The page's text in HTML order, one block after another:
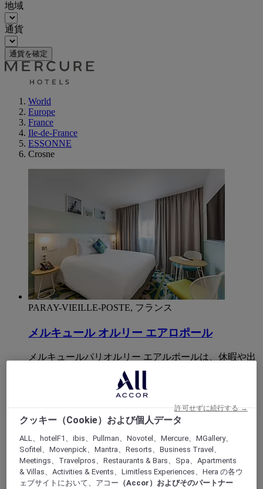
地域
通貨
通貨を確定
World
Europe
France
Ile-de-France
ESSONNE
Crosne
PARAY-VIEILLE-POSTE, フランス
メルキュール オルリー エアロポール
メルキュールパリオルリー エアルポールは、休暇や出
張前の日差しあふれる中継地点です。オルリー空港か
ら交通機関で数分の場所に立地し、地中海の雰囲気を
楽しみながら休暇を満喫できます。緑あふれるインダ
ストリアルスタイルのバーで、テーブルサッカーや卓
球、ビリヤードでリラックスしたひとときをお過ごし
ランでお楽しみください。または、出張やご家族での
休暇のために設計された広々とした客室をご利用くだ
さい。
クッキー（Cookie）および個人データ
ALL、hotelF1、ibis、Pullman、Novotel、Mercure、MGallery、
Sofitel、Movenpick、Mantra、Resorts、Business Travel、
Meetings、Travelpros、Restaurants & Bars、Spa、Apartments
& Villas、Activities & Events、Limitless Experiences、Hera の各ウ
ェブサイトにおいて、アコー （Accor）およびそのパートナー
許可せずに続行する →